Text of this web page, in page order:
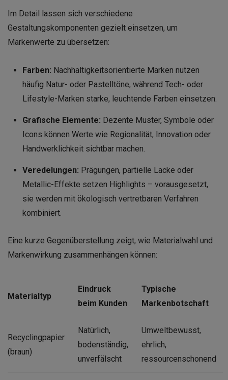
Im Detail lassen sich verschiedene
Gestaltungskomponenten gezielt einsetzen, um
Markenwerte zu übersetzen:
Farben: Nachhaltigkeitsorientierte Marken nutzen
häufig Natur- oder Pastelltöne, während Tech- oder
Lifestyle-Marken starke, leuchtende Farben einsetzen.
Grafische Elemente: Dezente Muster, Symbole oder
Icons können Werte wie Regionalität, Innovation oder
Handwerklichkeit sichtbar machen.
Veredelungen: Prägungen, partielle Lacke oder
Metallic-Effekte setzen Highlights – vorausgesetzt,
sie werden mit ökologisch vertretbaren Verfahren
kombiniert.
Eine kurze Gegenüberstellung zeigt, wie Materialwahl und
Markenwirkung zusammenhängen können:
Materialtyp
Eindruck
beim Kunden
Typische
Markenbotschaft
Recyclingpapier
(braun)
Natürlich,
bodenständig,
unverfälscht
Umweltbewusst,
ehrlich,
ressourcenschonend